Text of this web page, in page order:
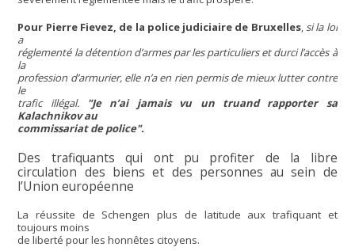
Pour Pierre Fievez, de la police judiciaire de Bruxelles,si la loi
a
réglementé la détention d’armes par les particuliers et durci l’accès à
la
profession d’armurier, elle n’a en rien permis de mieux lutter contre
le
trafic illégal.
"Je n’ai jamais vu un truand rapporter sa
Kalachnikov au
commissariat de police".
Des trafiquants qui ont pu profiter de la libre
circulation des biens et des personnes au sein de
l’Union européenne
La réussite de Schengen plus de latitude aux trafiquant et
toujours moins
de liberté pour les honnêtes citoyens.